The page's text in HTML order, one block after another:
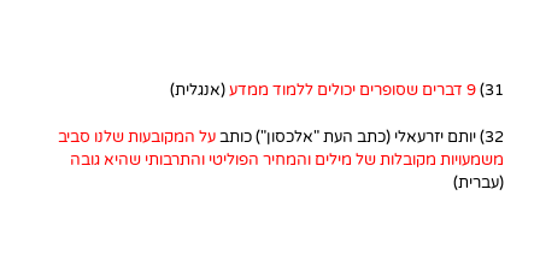
31) 9 דברים שסופרים יכולים ללמוד ממדע (אנגלית)
32) יותם יזרעאלי (כתב העת "אלכסון") כותב
על המקובעות שלנו סביב
משמעויות מקובלות של מילים והמחיר הפוליטי והתרבותי שהיא גובה
(עברית)